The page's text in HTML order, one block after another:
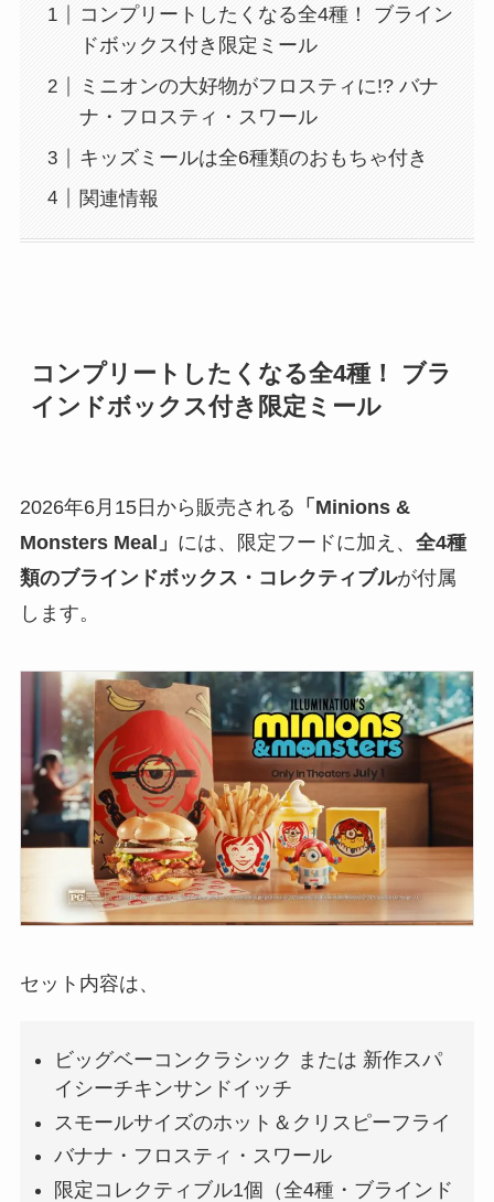
コンプリートしたくなる全4種！ ブライン
ドボックス付き限定ミール
ミニオンの大好物がフロスティに!? バナ
ナ・フロスティ・スワール
キッズミールは全6種類のおもちゃ付き
関連情報
コンプリートしたくなる全4種！ ブラ
インドボックス付き限定ミール
2026年6月15日から販売される 「Minions &
Monsters Meal」 には、限定フードに加え、 全4種
類のブラインドボックス・コレクティブルが付属
します。
セット内容は、
ビッグベーコンクラシック または 新作スパ
イシーチキンサンドイッチ
スモールサイズのホット＆クリスピーフライ
バナナ・フロスティ・スワール
限定コレクティブル1個（全4種・ブラインド